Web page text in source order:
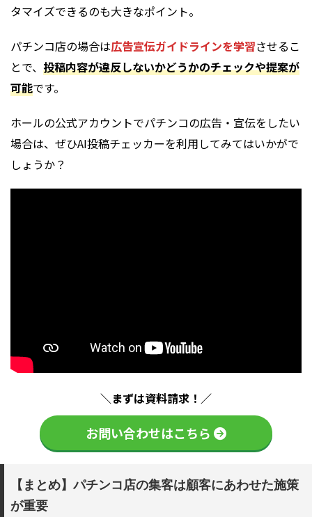
タマイズできるのも大きなポイント。
パチンコ店の場合は広告宣伝ガイドラインを学習させるこ
とで、 投稿内容が違反しないかどうかのチェックや提案が
可能です。
ホールの公式アカウントでパチンコの広告・宣伝をしたい
場合は、ぜひAI投稿チェッカーを利用してみてはいかがで
しょうか？
＼まずは資料請求！／
お問い合わせはこちら
【まとめ】パチンコ店の集客は顧客にあわせた施策
が重要